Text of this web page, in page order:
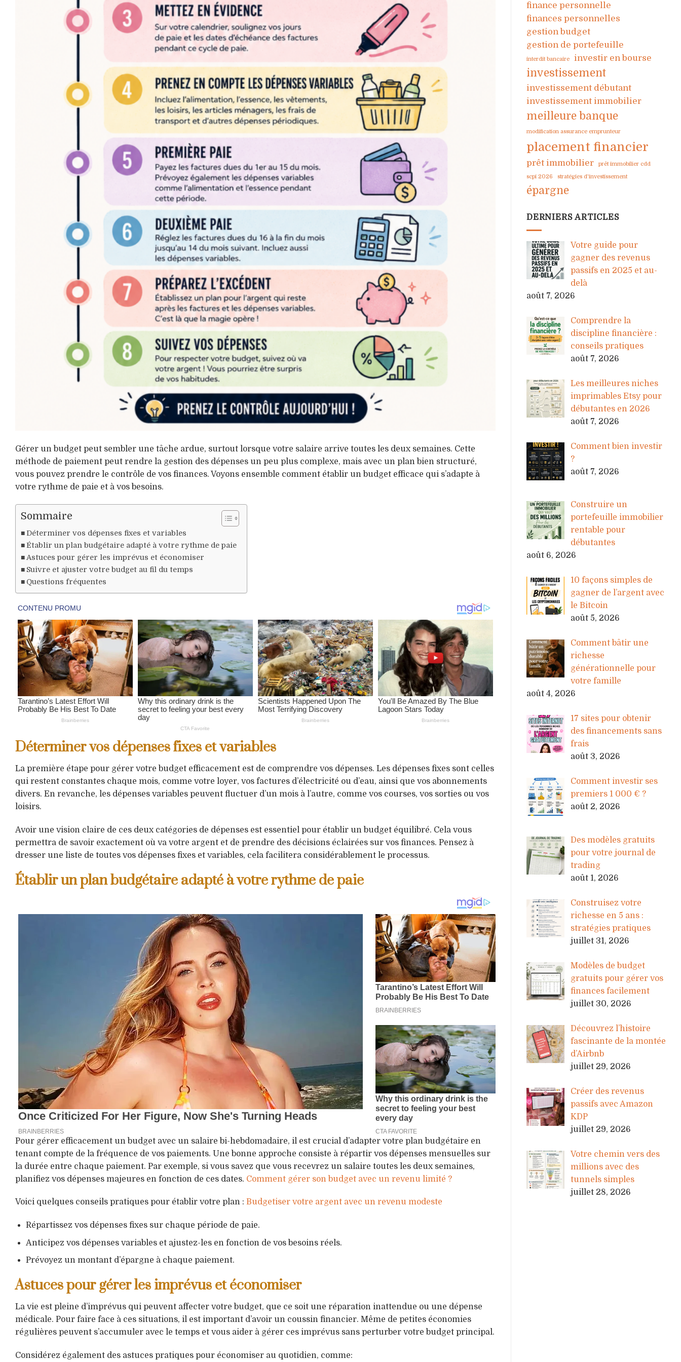
Gérer un budget peut sembler une tâche ardue, surtout lorsque votre salaire arrive toutes les deux semaines. Cette
méthode de paiement peut rendre la gestion des dépenses un peu plus complexe, mais avec un plan bien structuré,
vous pouvez prendre le contrôle de vos finances. Voyons ensemble comment établir un budget efficace qui s’adapte à
votre rythme de paie et à vos besoins.
Sommaire
Déterminer vos dépenses fixes et variables
Établir un plan budgétaire adapté à votre rythme de paie
Astuces pour gérer les imprévus et économiser
Suivre et ajuster votre budget au fil du temps
Questions fréquentes
Déterminer vos dépenses fixes et variables
La première étape pour gérer votre budget efficacement est de comprendre vos dépenses. Les dépenses fixes sont celles
qui restent constantes chaque mois, comme votre loyer, vos factures d’électricité ou d’eau, ainsi que vos abonnements
divers. En revanche, les dépenses variables peuvent fluctuer d’un mois à l’autre, comme vos courses, vos sorties ou vos
loisirs.
Avoir une vision claire de ces deux catégories de dépenses est essentiel pour établir un budget équilibré. Cela vous
permettra de savoir exactement où va votre argent et de prendre des décisions éclairées sur vos finances. Pensez à
dresser une liste de toutes vos dépenses fixes et variables, cela facilitera considérablement le processus.
Établir un plan budgétaire adapté à votre rythme de paie
Pour gérer efficacement un budget avec un salaire bi-hebdomadaire, il est crucial d’adapter votre plan budgétaire en
tenant compte de la fréquence de vos paiements. Une bonne approche consiste à répartir vos dépenses mensuelles sur
la durée entre chaque paiement. Par exemple, si vous savez que vous recevrez un salaire toutes les deux semaines,
planifiez vos dépenses majeures en fonction de ces dates. Comment gérer son budget avec un revenu limité ?
Voici quelques conseils pratiques pour établir votre plan : Budgetiser votre argent avec un revenu modeste
Répartissez vos dépenses fixes sur chaque période de paie.
Anticipez vos dépenses variables et ajustez-les en fonction de vos besoins réels.
Prévoyez un montant d’épargne à chaque paiement.
Astuces pour gérer les imprévus et économiser
La vie est pleine d’imprévus qui peuvent affecter votre budget, que ce soit une réparation inattendue ou une dépense
médicale. Pour faire face à ces situations, il est important d’avoir un coussin financier. Même de petites économies
régulières peuvent s’accumuler avec le temps et vous aider à gérer ces imprévus sans perturber votre budget principal.
Considérez également des astuces pratiques pour économiser au quotidien, comme:
finance personnelle
finances personnelles
gestion budget
gestion de portefeuille
interdit bancaire investir en bourse
investissement
investissement débutant
investissement immobilier
meilleure banque
modification assurance emprunteur
placement financier
prêt immobilier
prêt immobilier cdd
scpi 2026
stratégies d'investissement
épargne
DERNIERS ARTICLES
Votre guide pour
gagner des revenus
passifs en 2025 et au-
delà
août 7, 2026
Comprendre la
discipline financière :
conseils pratiques
août 7, 2026
Les meilleures niches
imprimables Etsy pour
débutantes en 2026
août 7, 2026
Comment bien investir
?
août 7, 2026
Construire un
portefeuille immobilier
rentable pour
débutantes
août 6, 2026
10 façons simples de
gagner de l’argent avec
le Bitcoin
août 5, 2026
Comment bâtir une
richesse
générationnelle pour
votre famille
août 4, 2026
17 sites pour obtenir
des financements sans
frais
août 3, 2026
Comment investir ses
premiers 1 000 € ?
août 2, 2026
Des modèles gratuits
pour votre journal de
trading
août 1, 2026
Construisez votre
richesse en 5 ans :
stratégies pratiques
juillet 31, 2026
Modèles de budget
gratuits pour gérer vos
finances facilement
juillet 30, 2026
Découvrez l’histoire
fascinante de la montée
d’Airbnb
juillet 29, 2026
Créer des revenus
passifs avec Amazon
KDP
juillet 29, 2026
Votre chemin vers des
millions avec des
tunnels simples
juillet 28, 2026